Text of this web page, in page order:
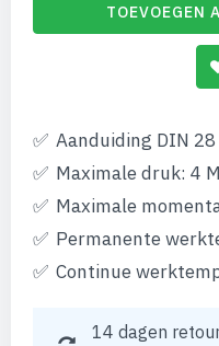
TOEVOEGEN
Aanduiding DIN
Maximale druk: 4
Maximale
Permanente
Continue
14 dagen